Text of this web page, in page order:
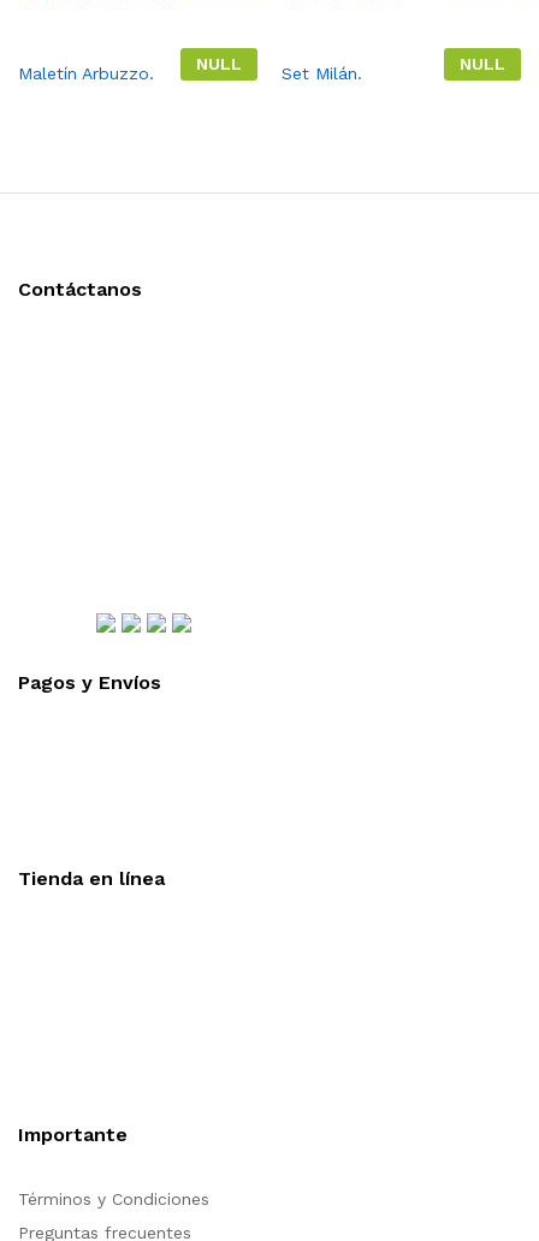
NULL
Maletín Arbuzzo. NULL
Set Milán.
Contáctanos
Pagos y Envíos
Tienda en línea
Importante
Términos y Condiciones
Preguntas frecuentes